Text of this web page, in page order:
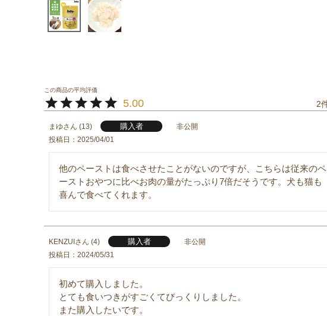
5.00 2
まゆ 13 購入者
非公開
投稿日
2025/04/01
他のペーストは食べさせたことがないのですが、こちらは従来のペ
ーストおやつに比べお肉の量がたっぷり7倍だそうです。犬も猫も
喜んで食べてくれます。
KENZUI 4 購入者
非公開
投稿日
2024/05/31
初めて購入しました。
とても食いつきがすごくてびっくりしました。
また購入したいです。